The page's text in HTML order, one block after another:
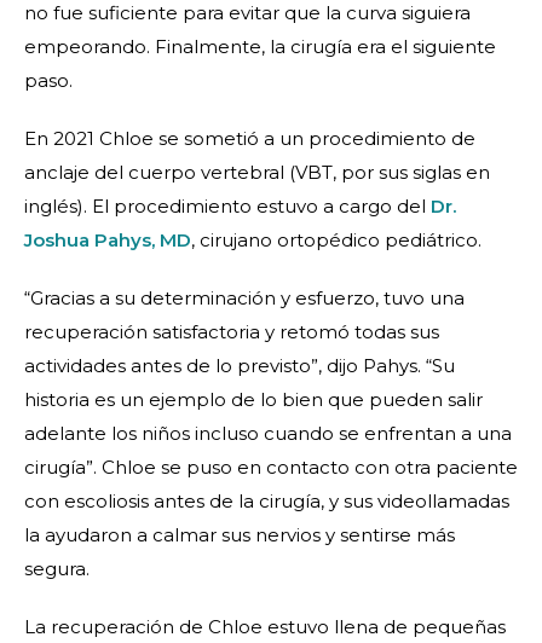
no fue suficiente para evitar que la curva siguiera
empeorando. Finalmente, la cirugía era el siguiente
paso.
En 2021 Chloe se sometió a un procedimiento de
anclaje del cuerpo vertebral (VBT, por sus siglas en
inglés). El procedimiento estuvo a cargo del Dr.
Joshua Pahys, MD, cirujano ortopédico pediátrico.
“Gracias a su determinación y esfuerzo, tuvo una
recuperación satisfactoria y retomó todas sus
actividades antes de lo previsto”, dijo Pahys. “Su
historia es un ejemplo de lo bien que pueden salir
adelante los niños incluso cuando se enfrentan a una
cirugía”. Chloe se puso en contacto con otra paciente
con escoliosis antes de la cirugía, y sus videollamadas
la ayudaron a calmar sus nervios y sentirse más
segura.
La recuperación de Chloe estuvo llena de pequeñas